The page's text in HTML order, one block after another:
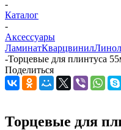
-
Каталог
-
Аксессуары
ЛаминатКварцвинил
-Торцевые для плинтуса
Поделиться
Торцевые для